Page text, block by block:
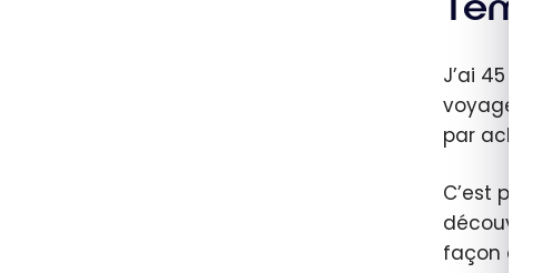
J’ai 45
voyage
par achat
C’est
façon de